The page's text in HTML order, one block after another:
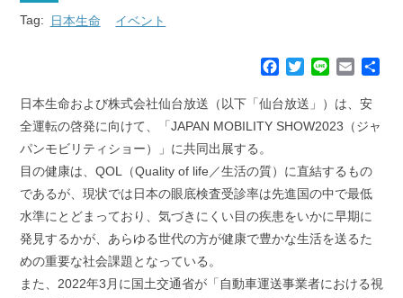
Tag: 日本生命 イベント
c
e
o
k
T
i
t
r
n
e
E
a
日本生命および株式会社仙台放送（以下「仙台放送」）は、安
全運転の啓発に向けて、「JAPAN MOBILITY SHOW2023（ジャ
パンモビリティショー）」に共同出展する。
目の健康は、QOL（Quality of life／生活の質）に直結するもの
であるが、現状では日本の眼底検査受診率は先進国の中で最低
水準にとどまっており、気づきにくい目の疾患をいかに早期に
発見するかが、あらゆる世代の方が健康で豊かな生活を送るた
めの重要な社会課題となっている。
また、2022年3月に国土交通省が「自動車運送事業者における視